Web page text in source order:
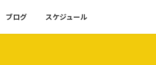
ブログ スケジュール